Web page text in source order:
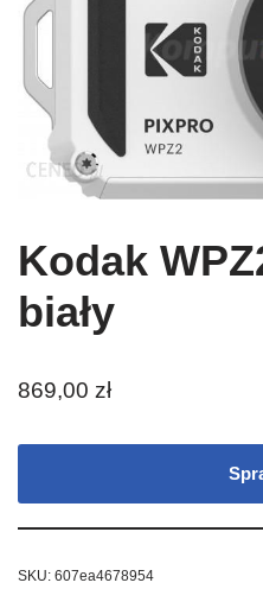
Kodak
biały
869,00 zł
SKU: 607ea4678954